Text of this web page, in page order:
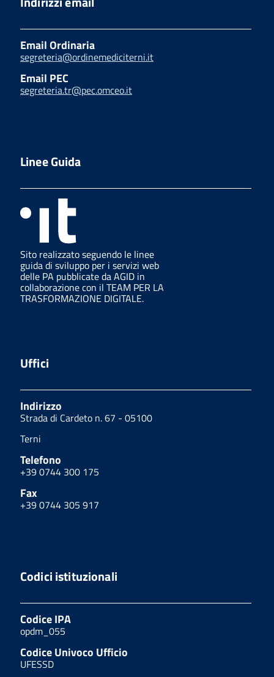
Email Ordinaria
segreteria@ordinemediciterni.it
Email PEC
segreteria.tr@pec.omceo.it
Linee Guida
Sito realizzato seguendo le linee
guida di sviluppo per i servizi web
delle PA pubblicate da AGID in
collaborazione con il TEAM PER LA
TRASFORMAZIONE DIGITALE.
Uffici
Indirizzo
Strada di Cardeto n. 67 - 05100
Terni
Telefono
+39 0744 300 175
Fax
+39 0744 305 917
Codici istituzionali
Codice IPA
opdm_055
Codice Univoco Ufficio
UFESSD